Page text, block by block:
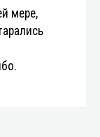
мере,